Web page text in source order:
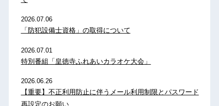
2026.07.06
「防犯設備士資格」の取得について
2026.07.01
特別番組「皇徳寺ふれあいカラオケ大会」
2026.06.26
【重要】不正利用防止に伴うメール利用制限とパスワード
再設定のお願い